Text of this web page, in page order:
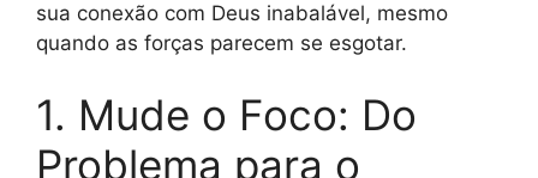
sua conexão com Deus inabalável, mesmo
quando as forças parecem se esgotar.
1. Mude o Foco: Do
Problema para o